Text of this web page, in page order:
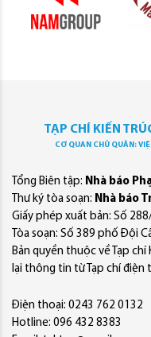
TẠP CHÍ KIẾN
CƠ QUAN CHỦ QUẢN:
Tổng Biên tập: Nhà báo
Thư ký tòa soạn: Nhà báo
Giấy phép xuất bản: Số
Tòa soạn: Số 389 phố Đội
Bản quyền thuộc về Tạp
lại thông tin từ Tạp chí điện
Điện thoại: 0243 762 0132
Hotline: 096 432 8383